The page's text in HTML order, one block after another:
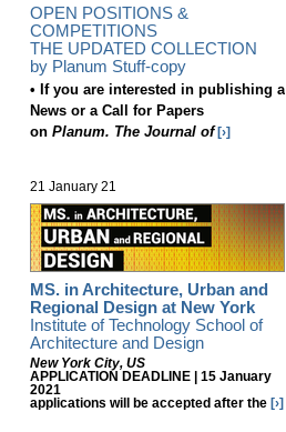
OPEN POSITIONS &
COMPETITIONS
THE UPDATED COLLECTION
by Planum Stuff-copy
• If you are interested in publishing a
News or a Call for Papers
on Planum. The Journal of [›]
21 January 21
MS. in Architecture, Urban and
Regional Design at New York
Institute of Technology School of
Architecture and Design
New York City, US
APPLICATION DEADLINE | 15 January
2021
applications will be accepted after the [›]